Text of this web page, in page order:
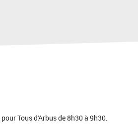
Tous d'Arbus de 8h30 à 9h30.